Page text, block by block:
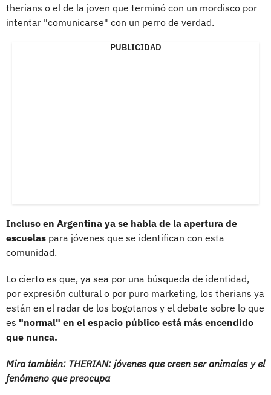
therians o el de la joven que terminó con un mordisco por
intentar "comunicarse" con un perro de verdad.
PUBLICIDAD
Incluso en Argentina ya se habla de la apertura de
escuelas para jóvenes que se identifican con esta
comunidad.
Lo cierto es que, ya sea por una búsqueda de identidad,
por expresión cultural o por puro marketing, los therians ya
están en el radar de los bogotanos y el debate sobre lo que
es "normal" en el espacio público está más encendido
que nunca.
Mira también: THERIAN: jóvenes que creen ser animales y el
fenómeno que preocupa